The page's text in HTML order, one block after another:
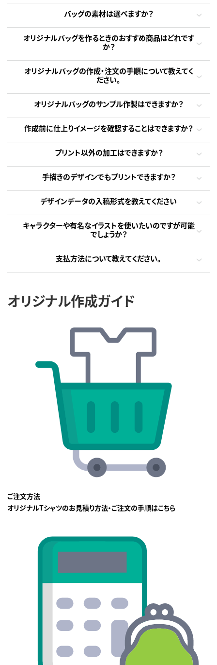
バッグの素材は選べますか？
オリジナルバッグを作るときのおすすめ商品はどれです
か？
オリジナルバッグの作成・注文の手順について教えてく
ださい。
オリジナルバッグのサンプル作製はできますか？
作成前に仕上りイメージを確認することはできますか？
プリント以外の加工はできますか？
手描きのデザインでもプリントできますか？
デザインデータの入稿形式を教えてください
キャラクターや有名なイラストを使いたいのですが可能
でしょうか？
支払方法について教えてください。
オリジナル作成ガイド
ご注文方法
オリジナルTシャツのお見積り方法・ご注文の手順はこちら